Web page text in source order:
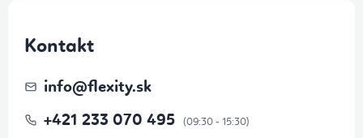
Kontakt
info@flexity.sk
+421 233 070 495